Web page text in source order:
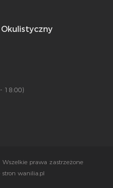
18:00)
prawa zastrzeżone
stron wanilia.pl